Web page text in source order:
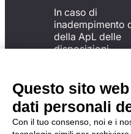
In caso di
inadempimento
della ApL delle
disposizioni
possibile
reclamo
all’Organismo di
Monitoraggio
una delle
Questo sito
dati personali
Con il tuo consenso, noi e i